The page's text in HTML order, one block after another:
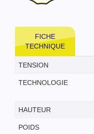
FICHE
TECHNIQUE
TENSION
TECHNOLOGIE
HAUTEUR
POIDS